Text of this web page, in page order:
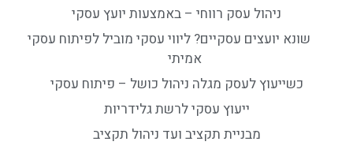
ניהול עסק רווחי – באמצעות יועץ עסקי
שונא יועצים עסקיים? ליווי עסקי מוביל לפיתוח עסקי
אמיתי
כשייעוץ לעסק מגלה ניהול כושל – פיתוח עסקי
ייעוץ עסקי לרשת גלידריות
מבניית תקציב ועד ניהול תקציב